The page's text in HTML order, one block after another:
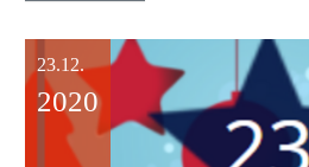
23.12.
2020